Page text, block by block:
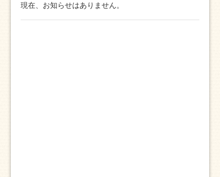
現在、お知らせはありません。